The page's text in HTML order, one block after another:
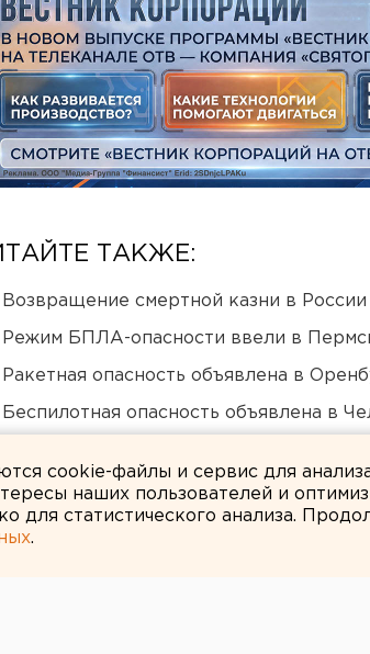
ТАКЖЕ:
Возвращение смертной казни в
Режим БПЛА-опасности ввели в
Ракетная опасность объявлена в
Беспилотная опасность объявлена в
cookie-файлы и сервис для
наших пользователей и
для статистического анализа.
.